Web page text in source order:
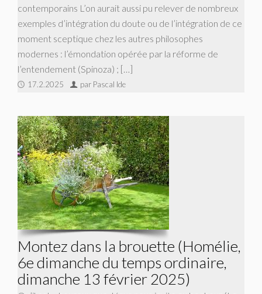
contemporains L’on aurait aussi pu relever de nombreux
exemples d’intégration du doute ou de l’intégration de ce
moment sceptique chez les autres philosophes
modernes : l’émondation opérée par la réforme de
l’entendement (Spinoza) ; […]
17.2.2025 par Pascal Ide
Montez dans la brouette (Homélie,
6e dimanche du temps ordinaire,
dimanche 13 février 2025)